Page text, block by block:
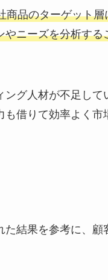
商品のターゲット層
やニーズを分析する
ング人材が不足して
も借りて効率よく市
た結果を参考に、顧